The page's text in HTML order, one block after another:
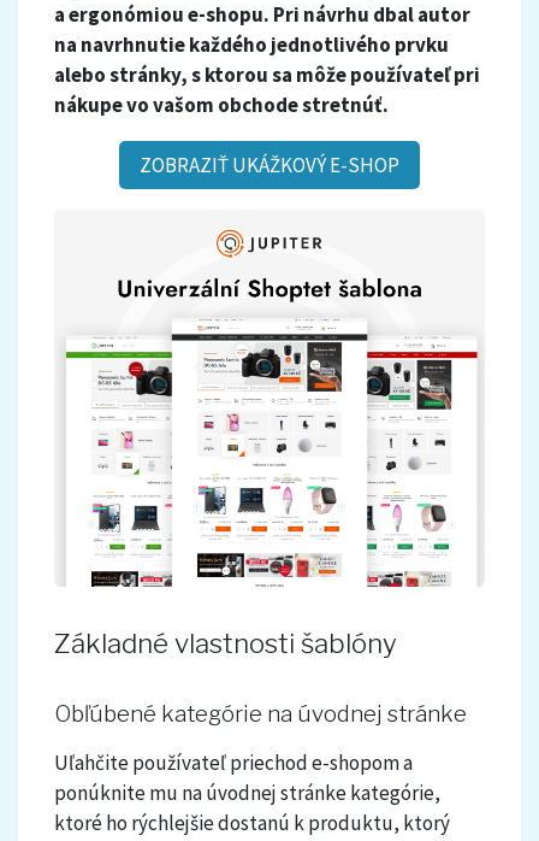
a ergonómiou e-shopu. Pri návrhu dbal autor
na navrhnutie každého jednotlivého prvku
alebo stránky, s ktorou sa môže používateľ pri
nákupe vo vašom obchode stretnúť.
ZOBRAZIŤ UKÁŽKOVÝ E-SHOP
Základné vlastnosti šablóny
Obľúbené kategórie na úvodnej stránke
Uľahčite používateľ priechod e-shopom a
ponúknite mu na úvodnej stránke kategórie,
ktoré ho rýchlejšie dostanú k produktu, ktorý